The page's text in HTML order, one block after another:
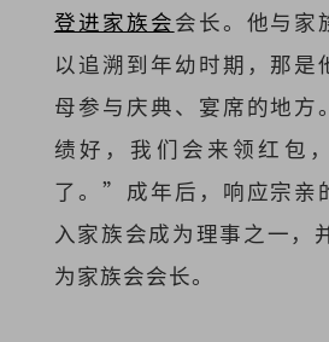
登进家族会会长。他与家
以追溯到年幼时期，那是
母参与庆典、宴席的地
绩好，我们会来领红包
了。”成年后，响应宗亲
入家族会成为理事之一，
为家族会会长。